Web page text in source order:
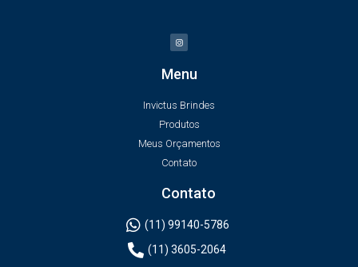
Menu
Invictus Brindes
Produtos
Meus Orçamentos
Contato
Contato
(11) 99140-5786
(11) 3605-2064